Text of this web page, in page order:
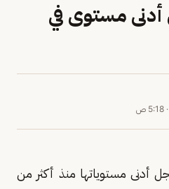
أدنى مستوى في
· 5:18 ص
أدنى مستوياتها منذ أكثر من